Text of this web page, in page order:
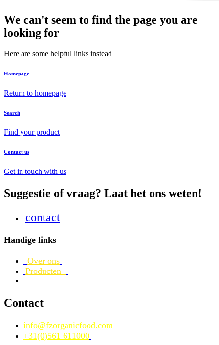
We can't seem to find the page you are
looking for
Here are some helpful links instead
Homepage
Return to homepage
Search
Find your product
Contact us
Get in touch with us
Suggestie of vraag? Laat het ons weten!
contact
Handige links
Over ons
Producten
Contact
info@fzorganicfood.com
+31(0)561 611000